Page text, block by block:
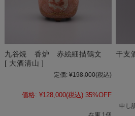
九谷焼 香炉 赤絵細描鶴文
[ 大酒清山 ]
定価: ¥198,000(税込)
価格: ¥128,000(税込) 35%OFF
干支
申し